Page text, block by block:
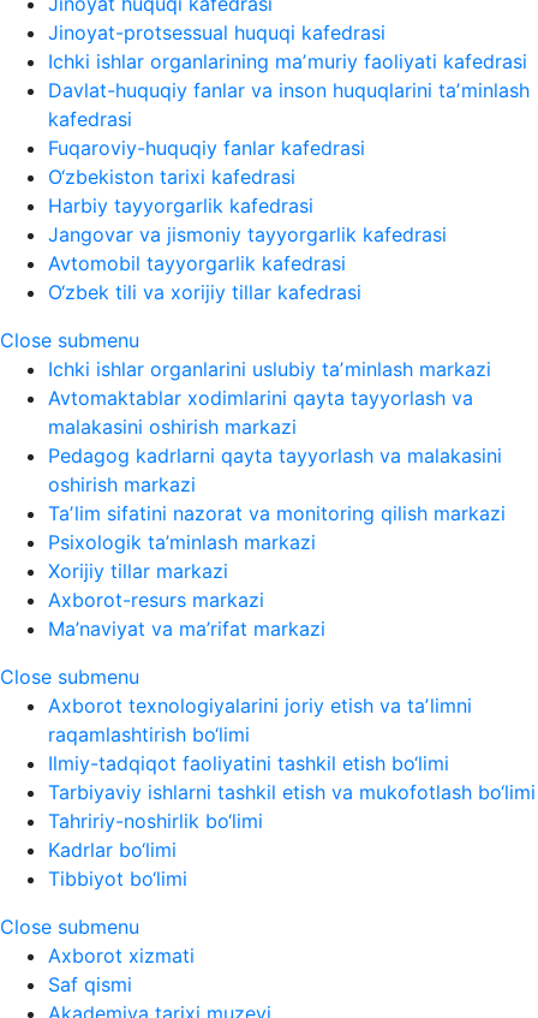
Jinoyat-protsessual huquqi kafedrasi
Ichki ishlar organlarining maʼmuriy faoliyati kafedrasi
Davlat-huquqiy fanlar va inson huquqlarini taʼminlash
kafedrasi
Fuqaroviy-huquqiy fanlar kafedrasi
O‘zbekiston tarixi kafedrasi
Harbiy tayyorgarlik kafedrasi
Jangovar va jismoniy tayyorgarlik kafedrasi
Avtomobil tayyorgarlik kafedrasi
O‘zbek tili va xorijiy tillar kafedrasi
Close submenu
Ichki ishlar organlarini uslubiy taʼminlash markazi
Avtomaktablar xodimlarini qayta tayyorlash va
malakasini oshirish markazi
Pedagog kadrlarni qayta tayyorlash va malakasini
oshirish markazi
Taʼlim sifatini nazorat va monitoring qilish markazi
Psixologik ta’minlash markazi
Xorijiy tillar markazi
Axborot-resurs markazi
Ma’naviyat va ma’rifat markazi
Close submenu
Axborot texnologiyalarini joriy etish va taʼlimni
raqamlashtirish bo‘limi
Ilmiy-tadqiqot faoliyatini tashkil etish bo‘limi
Tarbiyaviy ishlarni tashkil etish va mukofotlash bo‘limi
Tahririy-noshirlik bo‘limi
Kadrlar bo‘limi
Tibbiyot bo‘limi
Close submenu
Axborot xizmati
Saf qismi
Akademiya tarixi muzeyi